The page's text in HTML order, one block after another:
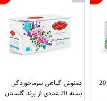
دمنوش گیاهی نعناع بسته 20
دمنوش گیاهی سرماخوردگی
بسته 20 عددی از برند گلستان